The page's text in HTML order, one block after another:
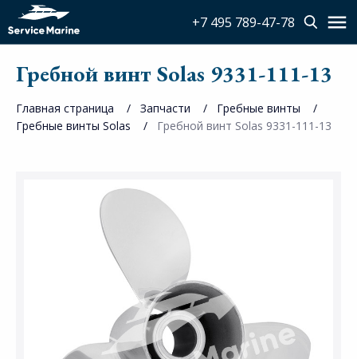
+7 495 789-47-78
Гребной винт Solas 9331-111-13
Главная страница Запчасти
Гребные винты
Гребные винты Solas
Гребной винт Solas 9331-111-13